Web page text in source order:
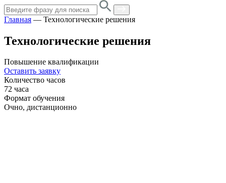
Главная — Технологические решения
Технологические решения
Повышение квалификации
Оставить заявку
Количество часов
72 часа
Формат обучения
Очно, дистанционно